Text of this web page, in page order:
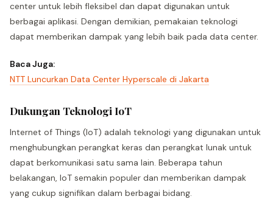
center untuk lebih fleksibel dan dapat digunakan untuk
berbagai aplikasi. Dengan demikian, pemakaian teknologi
dapat memberikan dampak yang lebih baik pada data center.
Baca Juga:
NTT Luncurkan Data Center Hyperscale di Jakarta
Dukungan Teknologi IoT
Internet of Things (IoT) adalah teknologi yang digunakan untuk
menghubungkan perangkat keras dan perangkat lunak untuk
dapat berkomunikasi satu sama lain. Beberapa tahun
belakangan, IoT semakin populer dan memberikan dampak
yang cukup signifikan dalam berbagai bidang.